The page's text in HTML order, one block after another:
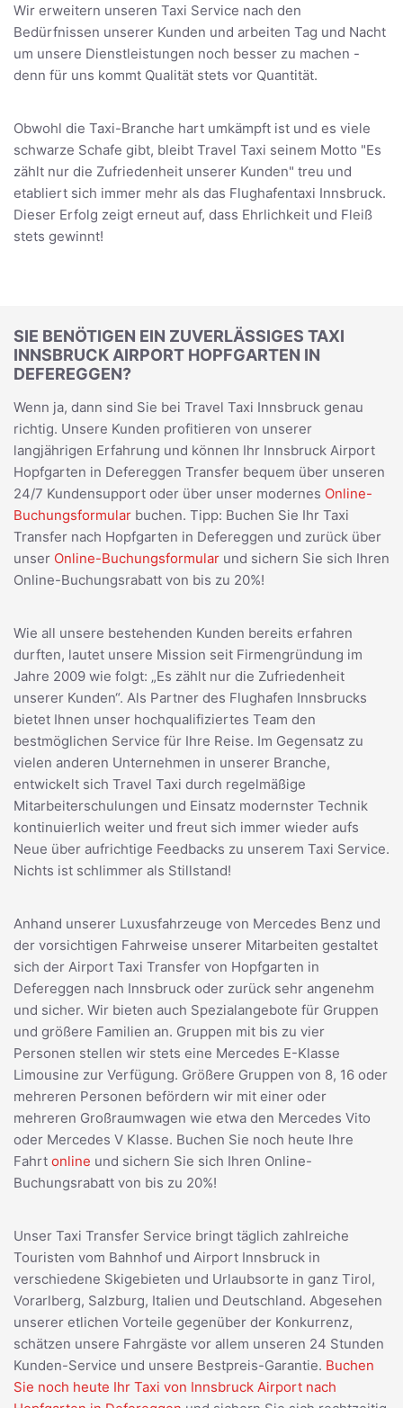
Wir erweitern unseren Taxi Service nach den
Bedürfnissen unserer Kunden und arbeiten Tag und Nacht
um unsere Dienstleistungen noch besser zu machen -
denn für uns kommt Qualität stets vor Quantität.
Obwohl die Taxi-Branche hart umkämpft ist und es viele
schwarze Schafe gibt, bleibt Travel Taxi seinem Motto "Es
zählt nur die Zufriedenheit unserer Kunden" treu und
etabliert sich immer mehr als das Flughafentaxi Innsbruck.
Dieser Erfolg zeigt erneut auf, dass Ehrlichkeit und Fleiß
stets gewinnt!
SIE BENÖTIGEN EIN ZUVERLÄSSIGES TAXI
INNSBRUCK AIRPORT HOPFGARTEN IN
DEFEREGGEN?
Wenn ja, dann sind Sie bei Travel Taxi Innsbruck genau
richtig. Unsere Kunden profitieren von unserer
langjährigen Erfahrung und können Ihr Innsbruck Airport
Hopfgarten in Defereggen Transfer bequem über unseren
24/7 Kundensupport oder über unser modernes Online-
Buchungsformular buchen. Tipp: Buchen Sie Ihr Taxi
Transfer nach Hopfgarten in Defereggen und zurück über
unser Online-Buchungsformular und sichern Sie sich Ihren
Online-Buchungsrabatt von bis zu 20%!
Wie all unsere bestehenden Kunden bereits erfahren
durften, lautet unsere Mission seit Firmengründung im
Jahre 2009 wie folgt: „Es zählt nur die Zufriedenheit
unserer Kunden“. Als Partner des Flughafen Innsbrucks
bietet Ihnen unser hochqualifiziertes Team den
bestmöglichen Service für Ihre Reise. Im Gegensatz zu
vielen anderen Unternehmen in unserer Branche,
entwickelt sich Travel Taxi durch regelmäßige
Mitarbeiterschulungen und Einsatz modernster Technik
kontinuierlich weiter und freut sich immer wieder aufs
Neue über aufrichtige Feedbacks zu unserem Taxi Service.
Nichts ist schlimmer als Stillstand!
Anhand unserer Luxusfahrzeuge von Mercedes Benz und
der vorsichtigen Fahrweise unserer Mitarbeiten gestaltet
sich der Airport Taxi Transfer von Hopfgarten in
Defereggen nach Innsbruck oder zurück sehr angenehm
und sicher. Wir bieten auch Spezialangebote für Gruppen
und größere Familien an. Gruppen mit bis zu vier
Personen stellen wir stets eine Mercedes E-Klasse
Limousine zur Verfügung. Größere Gruppen von 8, 16 oder
mehreren Personen befördern wir mit einer oder
mehreren Großraumwagen wie etwa den Mercedes Vito
oder Mercedes V Klasse. Buchen Sie noch heute Ihre
Fahrt online und sichern Sie sich Ihren Online-
Buchungsrabatt von bis zu 20%!
Unser Taxi Transfer Service bringt täglich zahlreiche
Touristen vom Bahnhof und Airport Innsbruck in
verschiedene Skigebieten und Urlaubsorte in ganz Tirol,
Vorarlberg, Salzburg, Italien und Deutschland. Abgesehen
unserer etlichen Vorteile gegenüber der Konkurrenz,
schätzen unsere Fahrgäste vor allem unseren 24 Stunden
Kunden-Service und unsere Bestpreis-Garantie. Buchen
Sie noch heute Ihr Taxi von Innsbruck Airport nach